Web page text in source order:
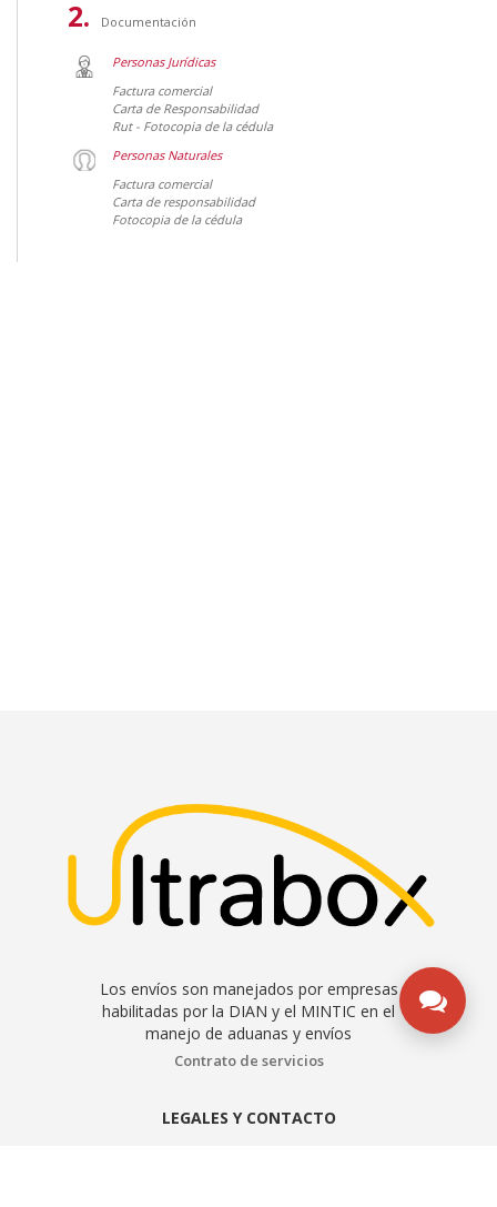
Documentación
Personas Jurídicas
Factura comercial
Carta de Responsabilidad
Rut - Fotocopia de la cédula
Personas Naturales
Factura comercial
Carta de responsabilidad
Fotocopia de la cédula
Los envíos son manejados por empresas
habilitadas por la DIAN y el MINTIC en el
manejo de aduanas y envíos
Contrato de servicios
LEGALES Y CONTACTO